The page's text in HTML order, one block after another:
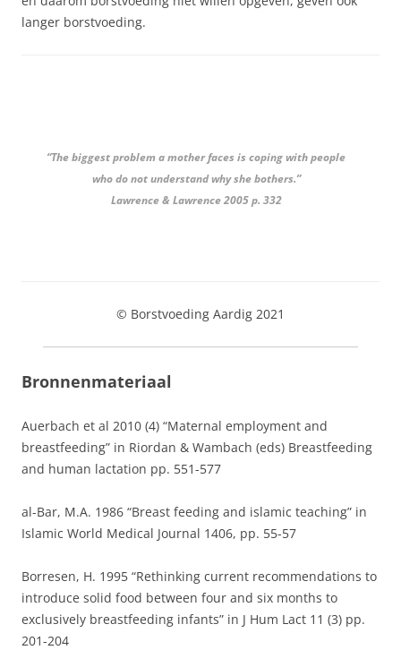
langer borstvoeding.
“The biggest problem a mother faces is coping with people
who do not understand why she bothers.”
Lawrence & Lawrence 2005 p. 332
© Borstvoeding Aardig 2021
Bronnenmateriaal
Auerbach et al 2010 (4) “Maternal employment and
breastfeeding” in Riordan & Wambach (eds) Breastfeeding
and human lactation pp. 551-577
al-Bar, M.A. 1986 “Breast feeding and islamic teaching” in
Islamic World Medical Journal 1406, pp. 55-57
Borresen, H. 1995 “Rethinking current recommendations to
introduce solid food between four and six months to
exclusively breastfeeding infants” in J Hum Lact 11 (3) pp.
201-204